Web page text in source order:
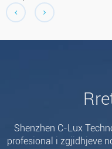
Shenzhen C-Lux
profesional i zgjidhjeve